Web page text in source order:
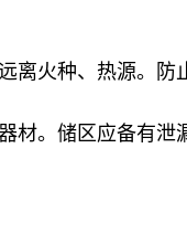
离火种、热源。防
材。储区应备有